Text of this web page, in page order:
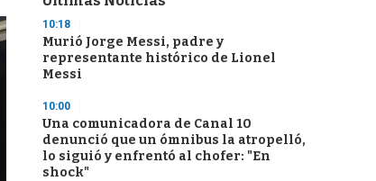
10:18
Murió Jorge Messi, padre y
representante histórico de Lionel
Messi
10:00
Una comunicadora de Canal 10
denunció que un ómnibus la atropelló,
lo siguió y enfrentó al chofer: "En
shock"